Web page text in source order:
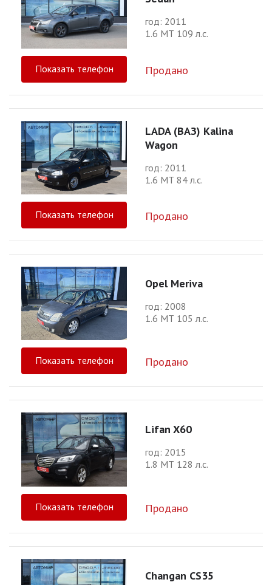
год: 2011
1.6 МТ 109 л.с.
Показать телефон Продано
LADA (ВАЗ) Kalina
Wagon
год: 2011
1.6 МТ 84 л.с.
Показать телефон Продано
Opel Meriva
год: 2008
1.6 МТ 105 л.с.
Показать телефон Продано
Lifan X60
год: 2015
1.8 МТ 128 л.с.
Показать телефон Продано
Changan CS35